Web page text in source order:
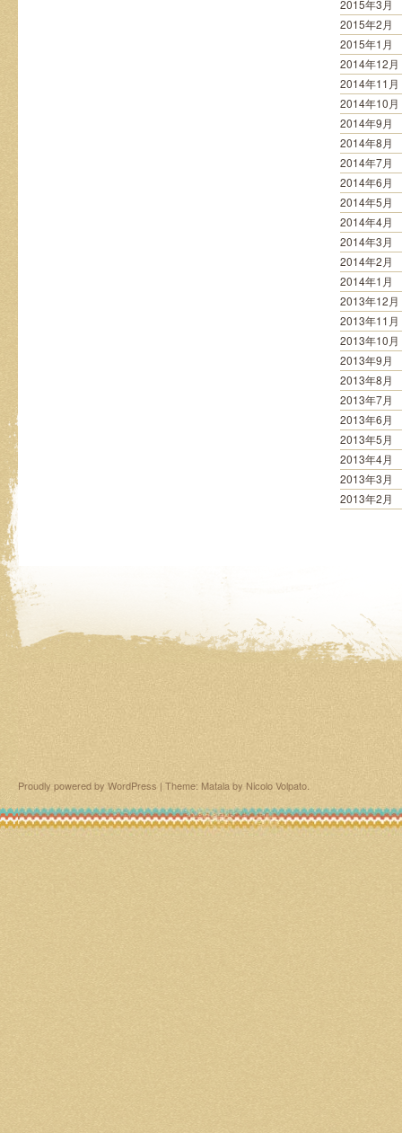
2015年3月
2015年2月
2015年1月
2014年12月
2014年11月
2014年10月
2014年9月
2014年8月
2014年7月
2014年6月
2014年5月
2014年4月
2014年3月
2014年2月
2014年1月
2013年12月
2013年11月
2013年10月
2013年9月
2013年8月
2013年7月
2013年6月
2013年5月
2013年4月
2013年3月
2013年2月
Proudly powered by WordPress | Theme: Matala by Nicolo Volpato